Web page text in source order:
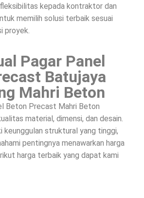
kepada kontraktor dan
memilih solusi terbaik sesuai
proyek.
Pagar Panel
Batujaya
Mahri Beton
Beton Precast Mahri Beton
material, dimensi, dan desain.
keunggulan struktural yang tinggi,
pentingnya menawarkan harga
harga terbaik yang dapat kami